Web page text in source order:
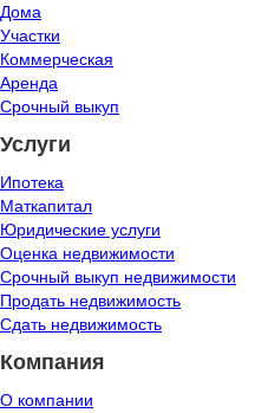
Дома
Участки
Коммерческая
Аренда
Срочный выкуп
Услуги
Ипотека
Маткапитал
Юридические услуги
Оценка недвижимости
Срочный выкуп недвижимости
Продать недвижимость
Сдать недвижимость
Компания
О компании